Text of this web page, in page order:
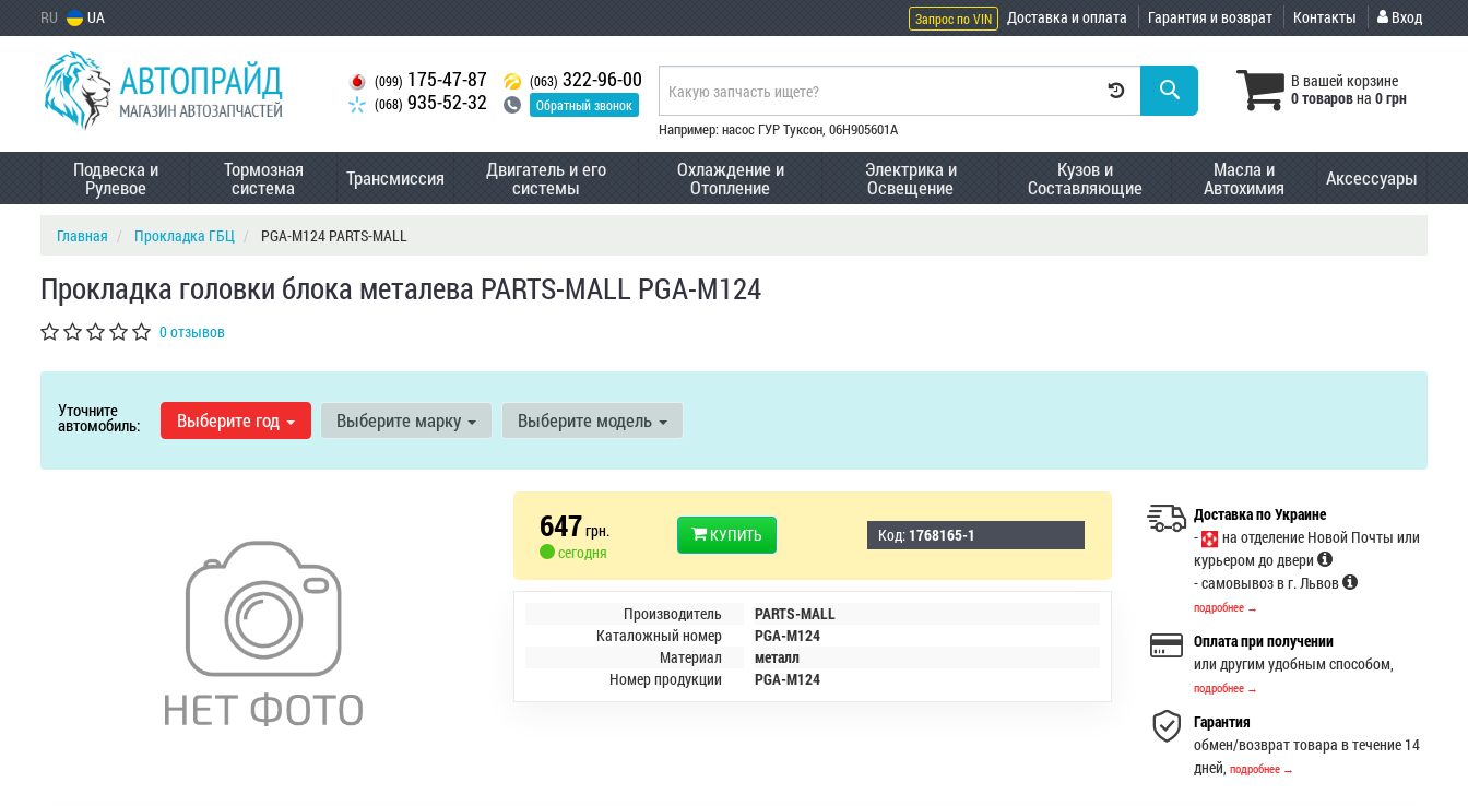
RU UA Запрос по VIN Доставка и оплата Гарантия и возврат Контакты Вход
(099) 175-47-87
(068) 935-52-32
(063) 322-96-00
Обратный звонок
В вашей корзине
0 товаровна 0 грн
Например: насос ГУР Туксон, 06H905601A
Подвеска и
Рулевое
Тормозная
система Трансмиссия Двигатель и его
системы
Охлаждение и
Отопление
Электрика и
Освещение
Кузов и
Составляющие
Масла и
Автохимия Аксессуары
Главная Прокладка ГБЦ PGA-M124 PARTS-MALL
Прокладка головки блока металева PARTS-MALL PGA-M124
0 отзывов
Уточните
автомобиль: Выберите год Выберите марку Выберите модель
647грн.
сегодня
КУПИТЬ Код: 1768165-1
Производитель
PARTS-MALL
Каталожный номер
PGA-M124
Материал
металл
Номер продукции
PGA-M124
Доставка по Украине
-
на отделение Новой Почты или
курьером до двери
- самовывоз в г. Львов
подробнее →
Оплата при получении
или другим удобным способом,
подробнее →
Гарантия
обмен/возврат товара в течение 14
дней,подробнее →